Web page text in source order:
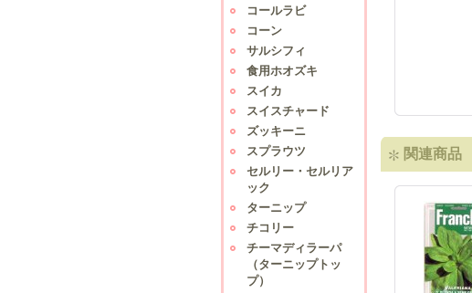
コールラビ
コーン
サルシフィ
食用ホオズキ
スイカ
スイスチャード
ズッキーニ
スプラウツ
セルリー・セルリア
ック
ターニップ
チコリー
チーマディラーパ
（ターニップトッ
プ）
関連商品